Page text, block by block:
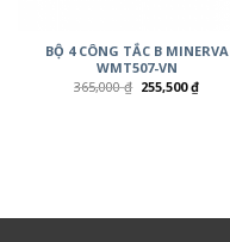
BỘ 4 CÔNG TẮC B MINERVA
WMT507-VN
365,000₫ 255,500₫